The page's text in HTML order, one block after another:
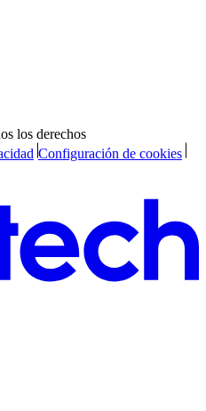
los derechos
Configuración de cookies